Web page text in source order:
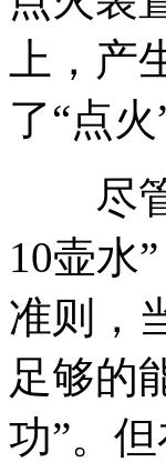
上，
了“点火
尽管
10壶水
准则，
足够的
功”。